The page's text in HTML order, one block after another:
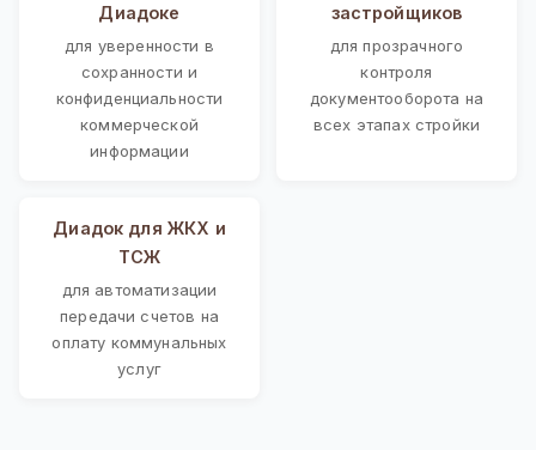
Диадоке
для уверенности в
сохранности и
конфиденциальности
коммерческой
информации
застройщиков
для прозрачного
контроля
документооборота на
всех этапах стройки
Диадок для ЖКХ и
ТСЖ
для автоматизации
передачи счетов на
оплату коммунальных
услуг